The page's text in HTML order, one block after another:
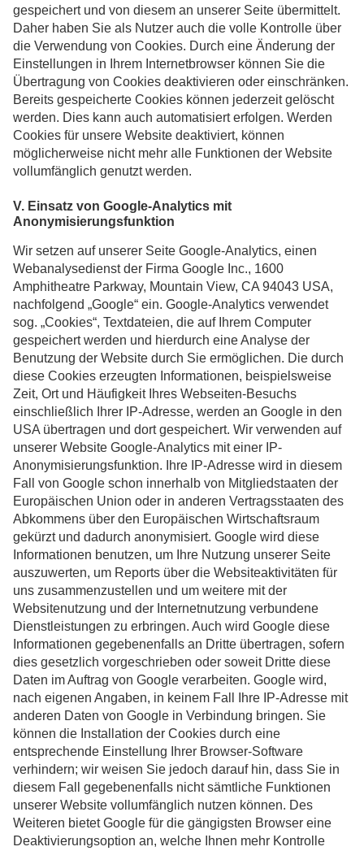
gespeichert und von diesem an unserer Seite übermittelt.
Daher haben Sie als Nutzer auch die volle Kontrolle über
die Verwendung von Cookies. Durch eine Änderung der
Einstellungen in Ihrem Internetbrowser können Sie die
Übertragung von Cookies deaktivieren oder einschränken.
Bereits gespeicherte Cookies können jederzeit gelöscht
werden. Dies kann auch automatisiert erfolgen. Werden
Cookies für unsere Website deaktiviert, können
möglicherweise nicht mehr alle Funktionen der Website
vollumfänglich genutzt werden.
V. Einsatz von Google-Analytics mit
Anonymisierungsfunktion
Wir setzen auf unserer Seite Google-Analytics, einen
Webanalysedienst der Firma Google Inc., 1600
Amphitheatre Parkway, Mountain View, CA 94043 USA,
nachfolgend „Google“ ein. Google-Analytics verwendet
sog. „Cookies“, Textdateien, die auf Ihrem Computer
gespeichert werden und hierdurch eine Analyse der
Benutzung der Website durch Sie ermöglichen. Die durch
diese Cookies erzeugten Informationen, beispielsweise
Zeit, Ort und Häufigkeit Ihres Webseiten-Besuchs
einschließlich Ihrer IP-Adresse, werden an Google in den
USA übertragen und dort gespeichert. Wir verwenden auf
unserer Website Google-Analytics mit einer IP-
Anonymisierungsfunktion. Ihre IP-Adresse wird in diesem
Fall von Google schon innerhalb von Mitgliedstaaten der
Europäischen Union oder in anderen Vertragsstaaten des
Abkommens über den Europäischen Wirtschaftsraum
gekürzt und dadurch anonymisiert. Google wird diese
Informationen benutzen, um Ihre Nutzung unserer Seite
auszuwerten, um Reports über die Websiteaktivitäten für
uns zusammenzustellen und um weitere mit der
Websitenutzung und der Internetnutzung verbundene
Dienstleistungen zu erbringen. Auch wird Google diese
Informationen gegebenenfalls an Dritte übertragen, sofern
dies gesetzlich vorgeschrieben oder soweit Dritte diese
Daten im Auftrag von Google verarbeiten. Google wird,
nach eigenen Angaben, in keinem Fall Ihre IP-Adresse mit
anderen Daten von Google in Verbindung bringen. Sie
können die Installation der Cookies durch eine
entsprechende Einstellung Ihrer Browser-Software
verhindern; wir weisen Sie jedoch darauf hin, dass Sie in
diesem Fall gegebenenfalls nicht sämtliche Funktionen
unserer Website vollumfänglich nutzen können. Des
Weiteren bietet Google für die gängigsten Browser eine
Deaktivierungsoption an, welche Ihnen mehr Kontrolle